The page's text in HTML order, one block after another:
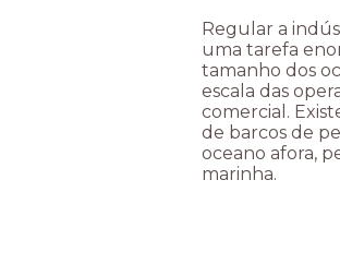
Regular a
uma tarefa
tamanho dos
escala das
comercial.
de barcos de
oceano afora,
marinha.